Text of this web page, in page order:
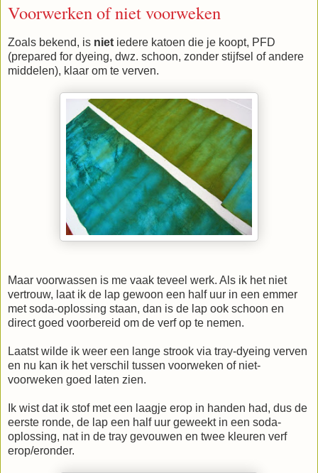
Voorwerken of niet voorweken
Zoals bekend, is niet iedere katoen die je koopt, PFD
(prepared for dyeing, dwz. schoon, zonder stijfsel of andere
middelen), klaar om te verven.
Maar voorwassen is me vaak teveel werk. Als ik het niet
vertrouw, laat ik de lap gewoon een half uur in een emmer
met soda-oplossing staan, dan is de lap ook schoon en
direct goed voorbereid om de verf op te nemen.
Laatst wilde ik weer een lange strook via tray-dyeing verven
en nu kan ik het verschil tussen voorweken of niet-
voorweken goed laten zien.
Ik wist dat ik stof met een laagje erop in handen had, dus de
eerste ronde, de lap een half uur geweekt in een soda-
oplossing, nat in de tray gevouwen en twee kleuren verf
erop/eronder.